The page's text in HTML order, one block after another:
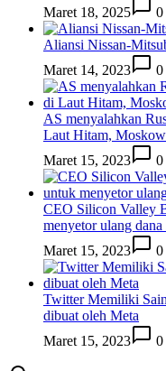
Maret 18, 2025
0
Aliansi Nissan-
Maret 14, 2023
0
AS menyalahkan
Laut Hitam,
Maret 15, 2023
0
CEO Silicon Valley
menyetor ulang dana
Maret 15, 2023
0
Twitter Memiliki
dibuat oleh Meta
Maret 15, 2023
0